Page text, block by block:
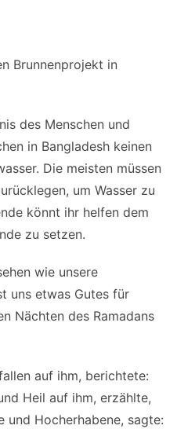
Brunnenprojekt in
des Menschen und
in Bangladesh keinen
Die meisten müssen
um Wasser zu
könnt ihr helfen dem
zu setzen.
wie unsere
uns etwas Gutes für
Nächten des Ramadans
auf ihm, berichtete:
Heil auf ihm, erzählte,
und Hocherhabene, sagte: